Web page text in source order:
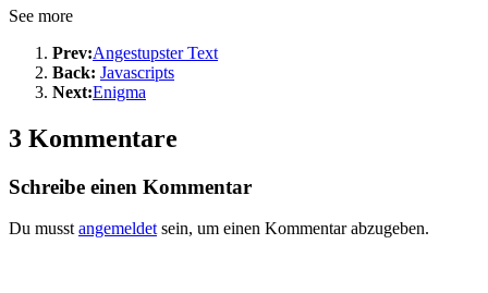
See more
Prev:Angestupster Text
Back: Javascripts
Next:Enigma
3 Kommentare
Schreibe einen Kommentar
Du musst angemeldet sein, um einen Kommentar abzugeben.